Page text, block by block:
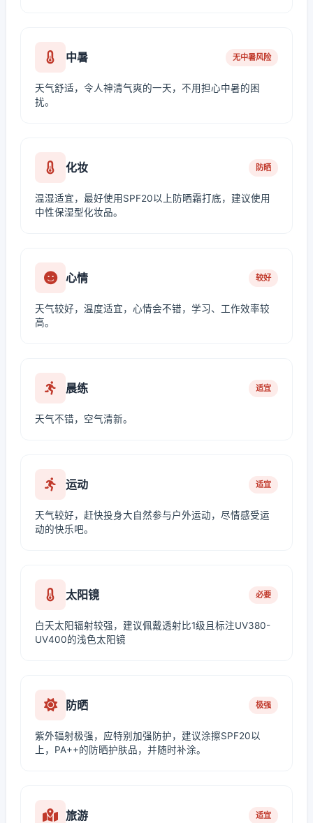
中暑 无中暑风险
天气舒适，令人神清气爽的一天，不用担心中暑的困
扰。
化妆 防晒
温湿适宜，最好使用SPF20以上防晒霜打底，建议使用
中性保湿型化妆品。
心情 较好
天气较好，温度适宜，心情会不错，学习、工作效率较
高。
晨练 适宜
天气不错，空气清新。
运动 适宜
天气较好，赶快投身大自然参与户外运动，尽情感受运
动的快乐吧。
太阳镜 必要
白天太阳辐射较强，建议佩戴透射比1级且标注UV380-
UV400的浅色太阳镜
防晒 极强
紫外辐射极强，应特别加强防护，建议涂擦SPF20以
上，PA++的防晒护肤品，并随时补涂。
旅游 适宜